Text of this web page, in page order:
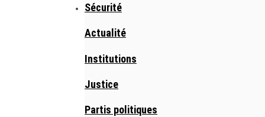
Sécurité
Actualité
Institutions
Justice
Partis politiques